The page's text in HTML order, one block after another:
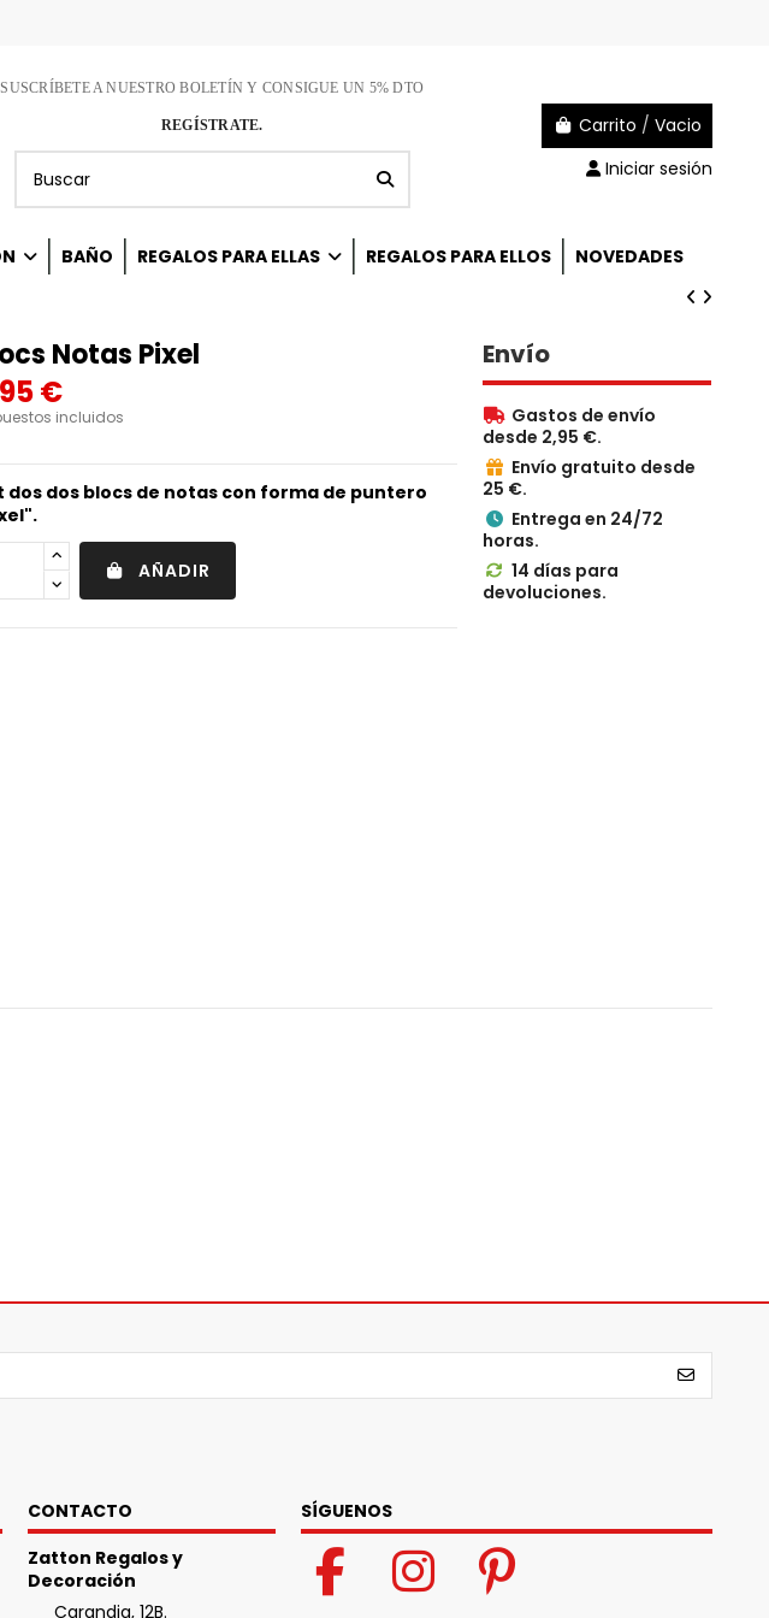
SUSCRÍBETE A NUESTRO BOLETÍN Y CONSIGUE UN 5% DTO
REGÍSTRATE. Carrito / Vacio
Iniciar sesión
BAÑO REGALOS PARA ELLAS REGALOS PARA ELLOS NOVEDADES
Notas Pixel
€
incluidos
dos dos blocs de notas con forma de puntero
AÑADIR
Envío
 Gastos de envío
desde 2,95 €.
 Envío gratuito desde
25 €.
 Entrega en 24/72
horas.
 14 días para
devoluciones.
CONTACTO
Zatton Regalos y
Decoración
Carandia, 12B.
SÍGUENOS